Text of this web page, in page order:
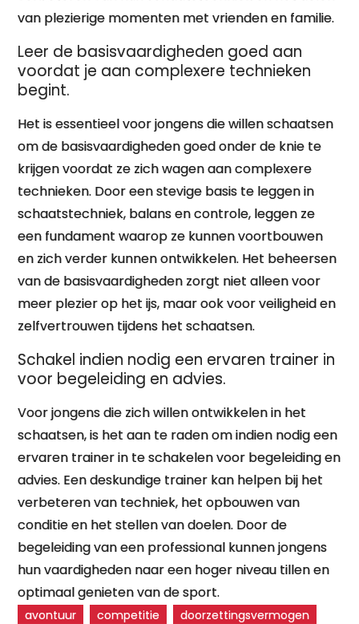
van plezierige momenten met vrienden en familie.
Leer de basisvaardigheden goed aan
voordat je aan complexere technieken
begint.
Het is essentieel voor jongens die willen schaatsen
om de basisvaardigheden goed onder de knie te
krijgen voordat ze zich wagen aan complexere
technieken. Door een stevige basis te leggen in
schaatstechniek, balans en controle, leggen ze
een fundament waarop ze kunnen voortbouwen
en zich verder kunnen ontwikkelen. Het beheersen
van de basisvaardigheden zorgt niet alleen voor
meer plezier op het ijs, maar ook voor veiligheid en
zelfvertrouwen tijdens het schaatsen.
Schakel indien nodig een ervaren trainer in
voor begeleiding en advies.
Voor jongens die zich willen ontwikkelen in het
schaatsen, is het aan te raden om indien nodig een
ervaren trainer in te schakelen voor begeleiding en
advies. Een deskundige trainer kan helpen bij het
verbeteren van techniek, het opbouwen van
conditie en het stellen van doelen. Door de
begeleiding van een professional kunnen jongens
hun vaardigheden naar een hoger niveau tillen en
optimaal genieten van de sport.
avontuur competitie
doorzettingsvermogen